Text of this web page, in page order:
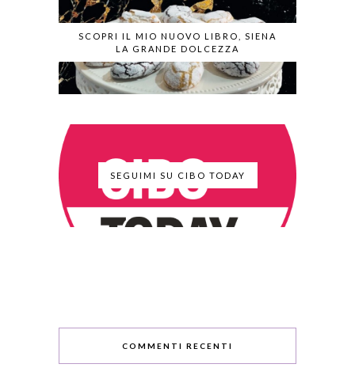
SCOPRI IL MIO NUOVO LIBRO, SIENA
LA GRANDE DOLCEZZA
SEGUIMI SU CIBO TODAY
COMMENTI RECENTI